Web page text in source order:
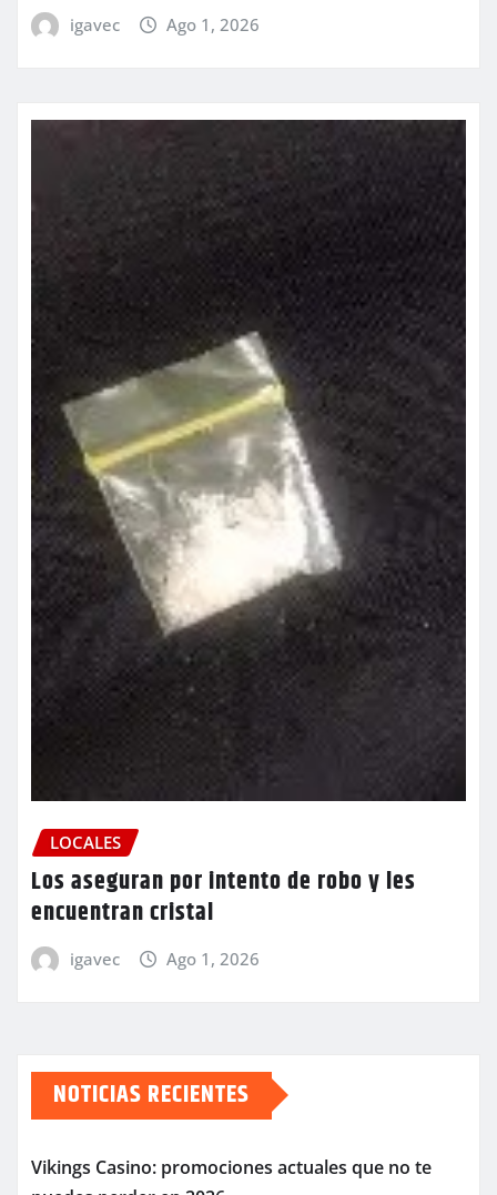
igavec Ago 1, 2026
LOCALES
Los aseguran por intento de robo y les
encuentran cristal
igavec Ago 1, 2026
NOTICIAS RECIENTES
Vikings Casino: promociones actuales que no te